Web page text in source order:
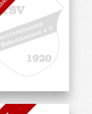
Übungsleiterin